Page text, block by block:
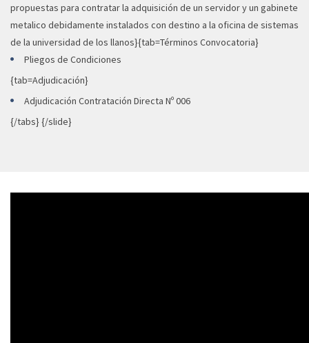
propuestas para contratar la adquisición de un servidor y un gabinete
metalico debidamente instalados con destino a la oficina de sistemas
de la universidad de los llanos}{tab=Términos Convocatoria}
Pliegos de Condiciones
{tab=Adjudicación}
Adjudicación Contratación Directa Nº 006
{/tabs} {/slide}